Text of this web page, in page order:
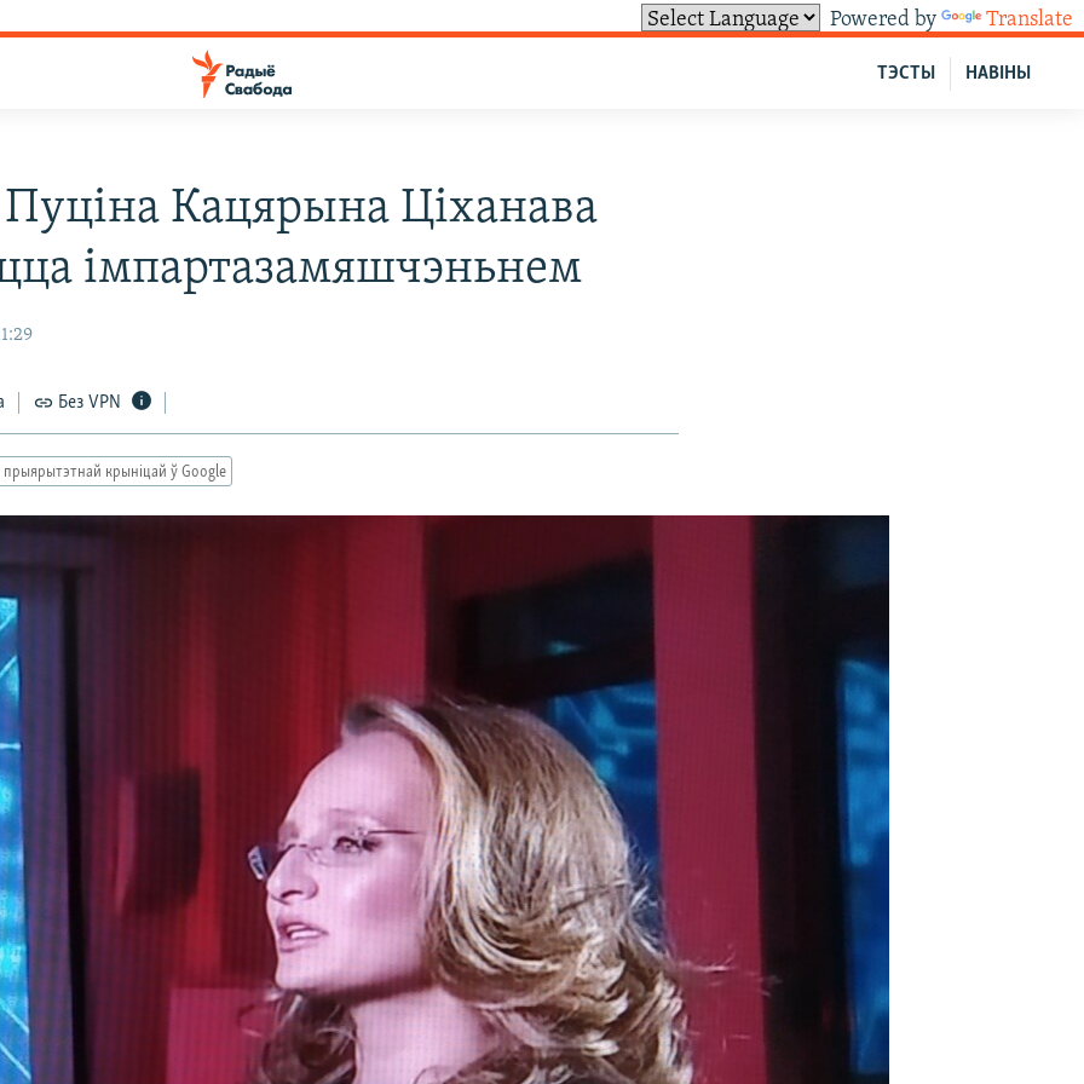
Powered by Translate
НАВІНЫ
ТЭСТЫ
Кацярына Ціханава
імпартазамяшчэньнем
Без VPN
прыярытэтнай крыніцай ў Google